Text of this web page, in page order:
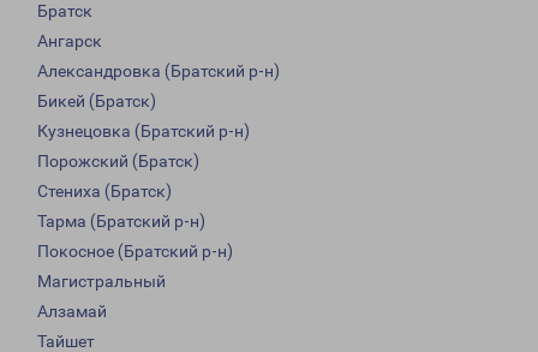
Братск
Ангарск
Александровка (Братский р-н)
Бикей (Братск)
Кузнецовка (Братский р-н)
Порожский (Братск)
Стениха (Братск)
Тарма (Братский р-н)
Покосное (Братский р-н)
Магистральный
Алзамай
Тайшет